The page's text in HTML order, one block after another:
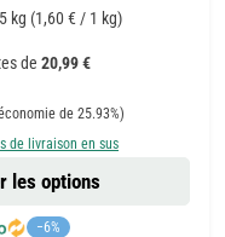
kg (1,60 € / 1 kg)
de 20,99 €
:
régulier :de 25.93%)
de livraison en sus
−6%
les options